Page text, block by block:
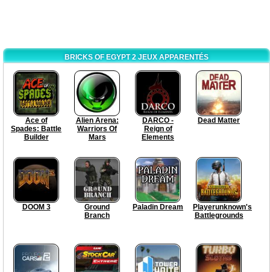
BRICKS OF EGYPT 2 JEUX APPARENTÉS
Ace of
Spades: Battle
Builder
Alien Arena:
Warriors Of
Mars
DARCO -
Reign of
Elements
Dead Matter
DOOM 3
Ground
Branch
Paladin Dream
Playerunknown's
Battlegrounds